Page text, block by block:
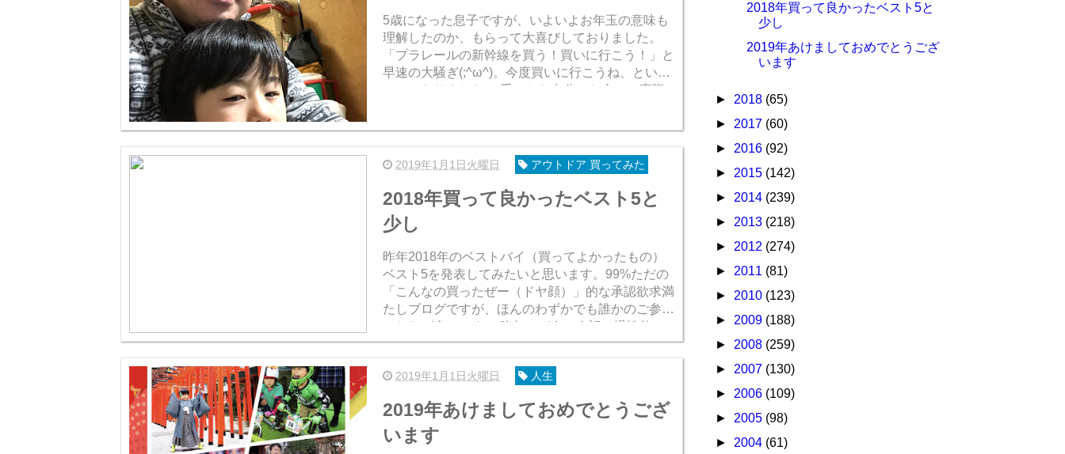
5歳になった息子ですが、いよいよお年玉の意味も
理解したのか、もらって大喜びしておりました。
「プラレールの新幹線を買う！買いに行こう！」と
早速の大騒ぎ(;^ω^)。今度買いに行こうね、という
ことになりました。 手にした自分のお金で、実際
2019年1月1日火曜日 アウトドア 買ってみた
2018年買って良かったベスト5と
少し
昨年2018年のベストバイ（買ってよかったもの）
ベスト5を発表してみたいと思います。99%ただの
「こんなの買ったぜー（ドヤ顔）」的な承認欲求満
たしブログですが、ほんのわずかでも誰かのご参考
になれば幸いです。 昨年はどういう訳か慢性的に
金欠気味の1年だったのですが（夫婦そろって...
2019年1月1日火曜日 人生
2019年あけましておめでとうござ
います
2018年買って良かったベスト5と
少し
2019年あけましておめでとうござ
います
► 2018 (65)
► 2017 (60)
► 2016 (92)
► 2015 (142)
► 2014 (239)
► 2013 (218)
► 2012 (274)
► 2011 (81)
► 2010 (123)
► 2009 (188)
► 2008 (259)
► 2007 (130)
► 2006 (109)
► 2005 (98)
► 2004 (61)